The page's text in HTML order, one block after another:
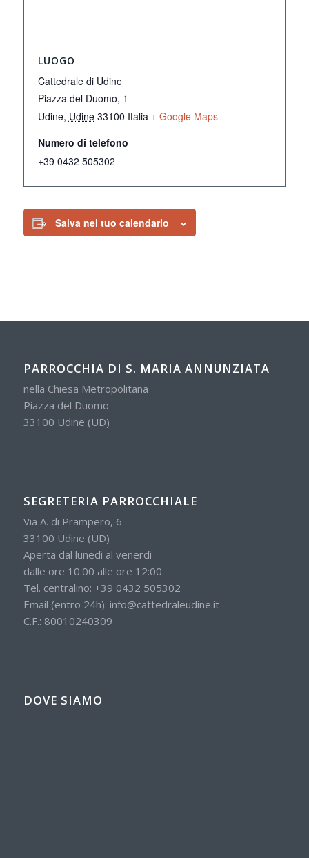
LUOGO
Cattedrale di Udine
Piazza del Duomo, 1
Udine, Udine 33100 Italia + Google Maps
Numero di telefono
+39 0432 505302
Salva nel tuo calendario
PARROCCHIA DI S. MARIA ANNUNZIATA
nella Chiesa Metropolitana
Piazza del Duomo
33100 Udine (UD)
SEGRETERIA PARROCCHIALE
Via A. di Prampero, 6
33100 Udine (UD)
Aperta dal lunedì al venerdì
dalle ore 10:00 alle ore 12:00
Tel. centralino: +39 0432 505302
Email (entro 24h): info@cattedraleudine.it
C.F.: 80010240309
DOVE SIAMO